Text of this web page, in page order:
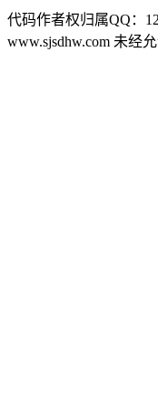
代码作者权归属QQ：
www.sjsdhw.com 未经